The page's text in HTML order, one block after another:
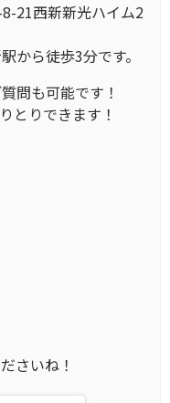
21西新新光ハイム2
ら徒歩3分です。
問も可能です！
とりできます！
さいね！